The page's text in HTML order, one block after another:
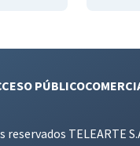
PÚBLICO
TELEARTE